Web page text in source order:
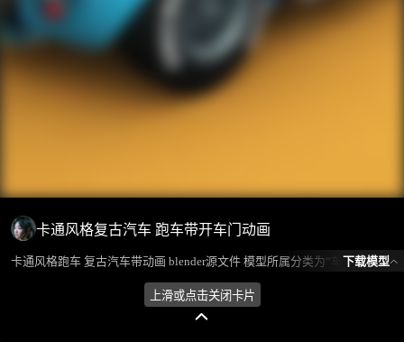
卡通风格复古汽车 跑车带开车门动画
卡通风格跑车 复古汽车带动画 blender源文件 模型所属分类为“车辆交通-家用车辆”，模型风格为卡通,现代，模型ID为100935，本模型由设计师 放羊娃的春天 在2024-08-04 20:12:49上传，含.fbx，.gltf，.blend(Blender)相关源文件下载格式，点数为48513，面数为47351，材质数为11，贴图数为2，CG美术之家持续为您更新与数字孪生、影视动画和游戏VR等相关优质资源。
下载模型
上滑或点击关闭卡片